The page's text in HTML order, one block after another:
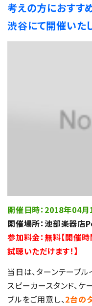
考えの方におすす
渋谷にて開催いた
開催日時：2018年04
開催場所：池部楽器店
参加料金：無料【開催
試聴いただけます！】
当日は、ターンテーブル
スピーカースタンド、ケ
ブルをご用意し、2台の